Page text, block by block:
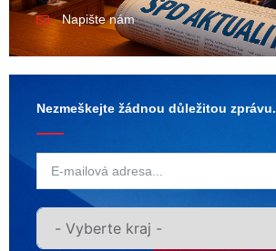
Napište nám
Nezmeškejte žádnou důležitou zprávu.